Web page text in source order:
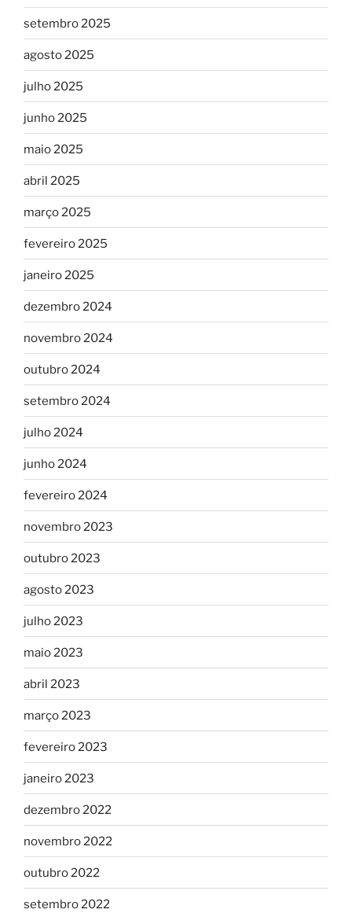
setembro 2025
agosto 2025
julho 2025
junho 2025
maio 2025
abril 2025
março 2025
fevereiro 2025
janeiro 2025
dezembro 2024
novembro 2024
outubro 2024
setembro 2024
julho 2024
junho 2024
fevereiro 2024
novembro 2023
outubro 2023
agosto 2023
julho 2023
maio 2023
abril 2023
março 2023
fevereiro 2023
janeiro 2023
dezembro 2022
novembro 2022
outubro 2022
setembro 2022